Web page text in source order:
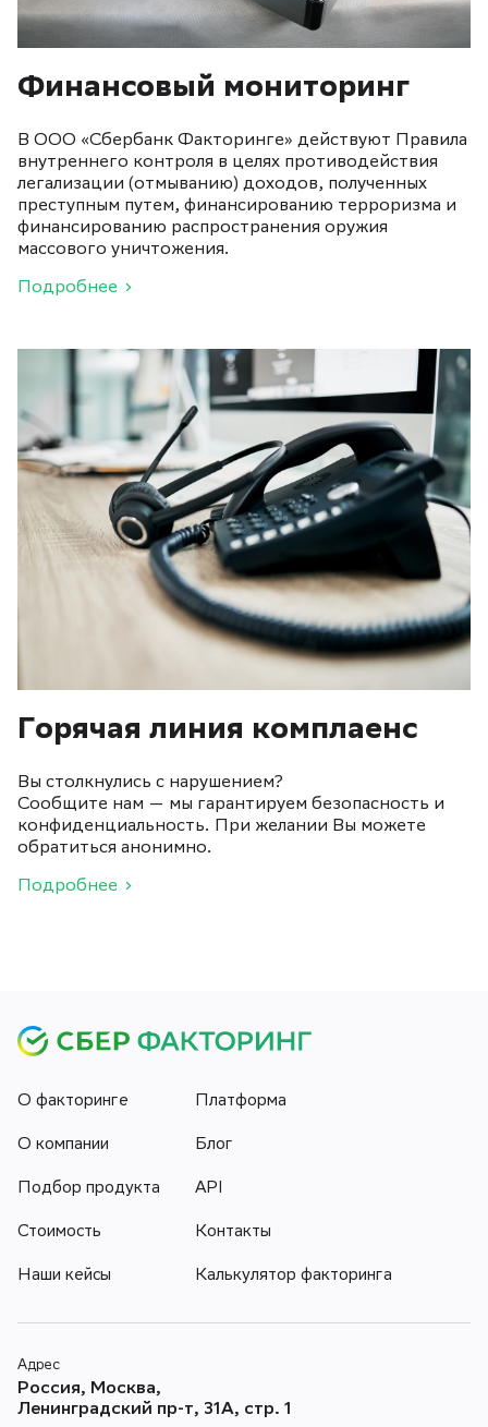
Финансовый мониторинг
В ООО «Сбербанк Факторинге» действуют Правила
внутреннего контроля в целях противодействия
легализации (отмыванию) доходов, полученных
преступным путем, финансированию терроризма и
финансированию распространения оружия
массового уничтожения.
Подробнее
Горячая линия комплаенс
Вы столкнулись с нарушением?
Сообщите нам — мы гарантируем безопасность и
конфиденциальность. При желании Вы можете
обратиться анонимно.
Подробнее
О факторинге
О компании
Подбор продукта
Стоимость
Наши кейсы
Платформа
Блог
API
Контакты
Калькулятор факторинга
Адрес
Россия, Москва,
Ленинградский пр-т, 31А, стр. 1